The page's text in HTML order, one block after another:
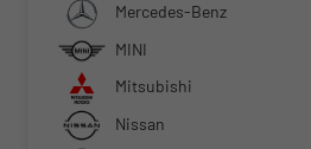
Mercedes-Benz
MINI
Mitsubishi
Nissan